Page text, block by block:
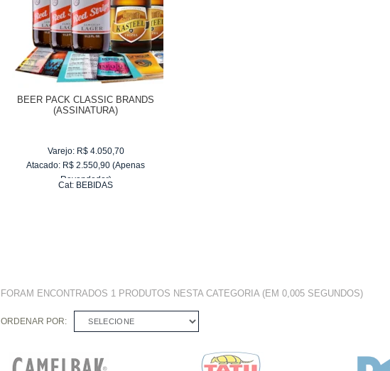
BEER PACK CLASSIC BRANDS
(ASSINATURA)
Varejo: R$ 4.050,70
Atacado: R$ 2.550,90 (Apenas
Revendedor)
Cat: BEBIDAS
FORAM ENCONTRADOS 1 PRODUTOS NESTA CATEGORIA (EM 0,005 SEGUNDOS)
ORDENAR POR: SELECIONE